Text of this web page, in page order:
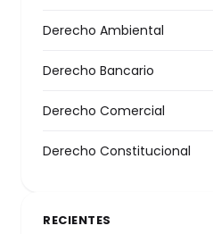
Derecho Ambiental
Derecho Bancario
Derecho Comercial
Derecho Constitucional
RECIENTES